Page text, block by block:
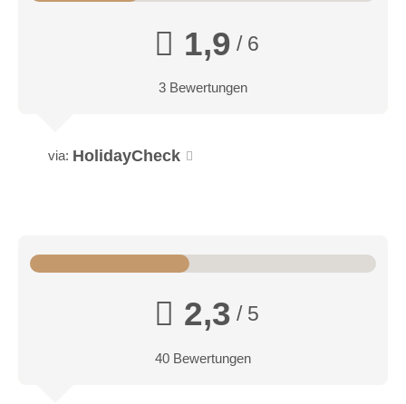
1,9 / 6
3 Bewertungen
via: HolidayCheck
2,3 / 5
40 Bewertungen